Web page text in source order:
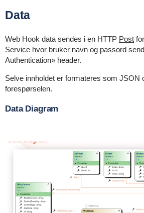
Data
Web Hook data sendes i en HTTP Post
Service hvor bruker navn og passord
Authentication» header.
Selve innholdet er formateres som JSON
forespørselen.
Data Diagram